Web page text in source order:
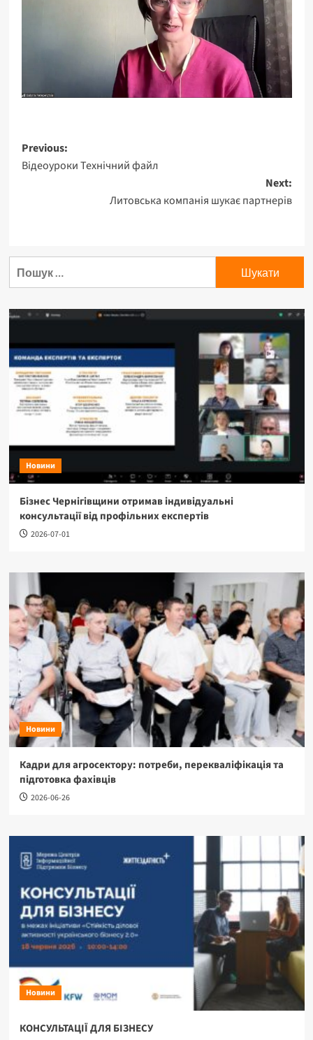
Post
navigation
Previous:
Відеоуроки Технічний файл
Next:
Литовська компанія шукає партнерів
Новини
Бізнес Чернігівщини отримав індивідуальні
консультації від профільних експертів
2026-07-01
Новини
Кадри для агросектору: потреби, перекваліфікація та
підготовка фахівців
2026-06-26
Новини
КОНСУЛЬТАЦІЇ ДЛЯ БІЗНЕСУ